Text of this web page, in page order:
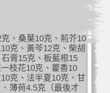
、桑葉10克、荊芥10
克、黃芩12克、柴胡
膏15克、板藍根15
枝花10克、藿香10
克、法半夏10克、甘
薄荷4.5克（最後才